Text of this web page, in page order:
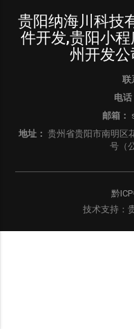
贵阳纳海川科技
件开发,贵阳小
州开发公
联
电话
邮箱：
地址： 贵州省贵阳市南明区
号（
黔
技术支持：